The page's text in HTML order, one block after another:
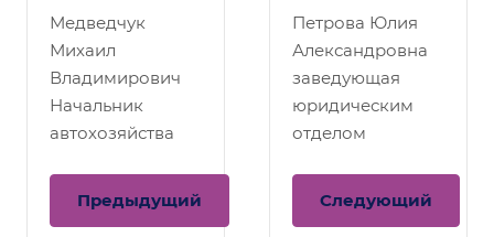
Медведчук
Михаил
Владимирович
Начальник
автохозяйства
Предыдущий
Петрова Юлия
Александровна
заведующая
юридическим
отделом
Следующий